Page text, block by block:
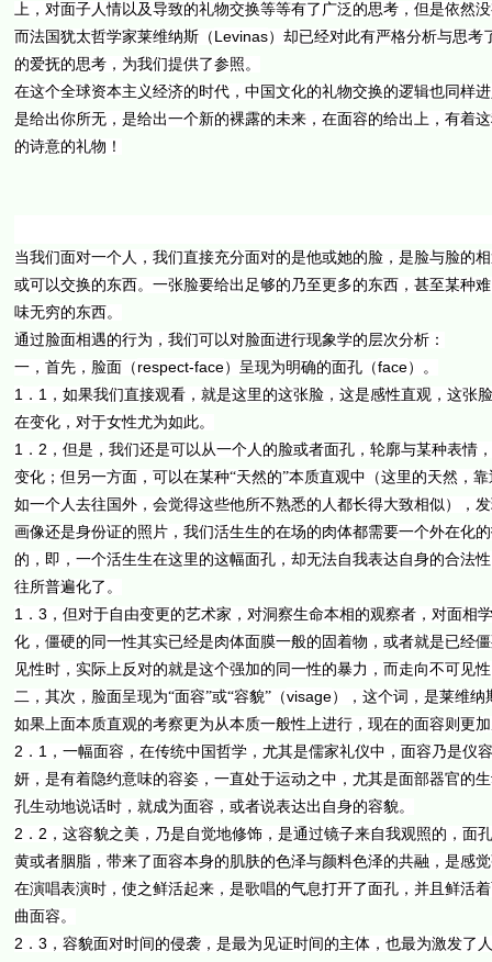
上，对面子人情以及导致的礼物交换等等有了广泛的思考，但是依然
而法国犹太哲学家莱维纳斯（ Levinas）却已经对此有严格分析与思考
的爱抚的思考，为我们提供了参照。
在这个全球资本主义经济的时代，中国文化的礼物交换的逻辑也同样
是给出你所无，是给出一个新的裸露的未来，在面容的给出上，有着
的诗意的礼物！
当我们面对一个人，我们直接充分面对的是他或她的脸，是脸与脸的
或可以交换的东西。一张脸要给出足够的乃至更多的东西，甚至某种
味无穷的东西。
通过脸面相遇的行为，我们可以对脸面进行现象学的层次分析：
一，首先，脸面（ respect-face）呈现为明确的面孔（face）。
1． 1，如果我们直接观看，就是这里的这张脸，这是感性直观，这张
在变化，对于女性尤为如此。
1． 2 ，但是，我们还是可以从一个人的脸或者面孔，轮廓与某种表
变化；但另一方面，可以在某种“天然的”本质直观中（这里的天然，
如一个人去往国外，会觉得这些他所不熟悉的人都长得大致相似），
画像还是身份证的照片，我们活生生的在场的肉体都需要一个外在化
的，即，一个活生生在这里的这幅面孔，却无法自我表达自身的合法
往所普遍化了。
1． 3 ，但对于自由变更的艺术家，对洞察生命本相的观察者，对面
化，僵硬的同一性其实已经是肉体面膜一般的固着物，或者就是已经
见性时，实际上反对的就是这个强加的同一性的暴力，而走向不可见
二，其次，脸面呈现为“面容”或“容貌”（visage），这个词，是莱维纳
如果上面本质直观的考察更为从本质一般性上进行，现在的面容则更
2 ． 1，一幅面容，在传统中国哲学，尤其是儒家礼仪中，面容乃是仪
妍，是有着隐约意味的容姿，一直处于运动之中，尤其是面部器官的
孔生动地说话时，就成为面容，或者说表达出自身的容貌。
2 ． 2 ，这容貌之美，乃是自觉地修饰，是通过镜子来自我观照的，面
黄或者胭脂，带来了面容本身的肌肤的色泽与颜料色泽的共融，是感
在演唱表演时，使之鲜活起来，是歌唱的气息打开了面孔，并且鲜活
曲面容。
2 ． 3 ，容貌面对时间的侵袭，是最为见证时间的主体，也最为激发